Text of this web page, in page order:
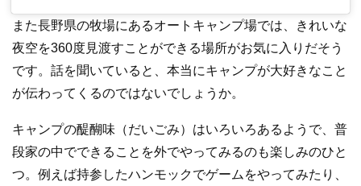
また長野県の牧場にあるオートキャンプ場では、きれいな
夜空を360度見渡すことができる場所がお気に入りだそう
です。話を聞いていると、本当にキャンプが大好きなこと
が伝わってくるのではないでしょうか。
キャンプの醍醐味（だいごみ）はいろいろあるようで、普
段家の中でできることを外でやってみるのも楽しみのひと
つ。例えば持参したハンモックでゲームをやってみたり、